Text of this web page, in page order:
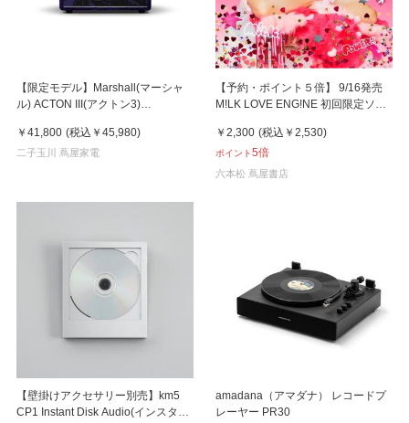
【限定モデル】Marshall(マーシャ
ル) ACTON III(アクトン3)
年アニバーサリーエディション ス
ピーカー
￥41,800 (税込 ￥45,980)
二子玉川 蔦屋家電
【予約・ポイント５倍】 9/16発売
M!LK LOVE ENG!NE 初回限定ソロ
￥2,300 (税込 ￥2,530)
ポイント5倍
六本松 蔦屋書店
【壁掛けアクセサリー別売】km5
CP1 Instant Disk Audio(インスタン
amadana（アマダナ） レコードプ
レーヤー PR30